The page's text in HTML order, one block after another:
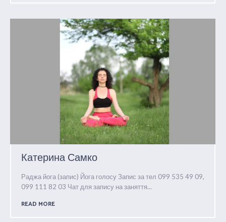
Катерина Самко
Раджа йога (запис) Йога голосу Запис за тел 099 535 49 09,
099 111 82 03 Чат для запису на заняття...
READ MORE